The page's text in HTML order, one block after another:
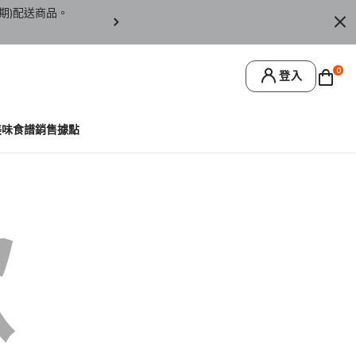
)配送商品。 訂單僅限台灣本島地區配送，恕無法寄送離島
登入 0
食譜銷售據點